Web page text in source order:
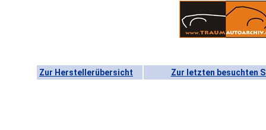
Zur Herstellerübersicht Zur letzten besuchten